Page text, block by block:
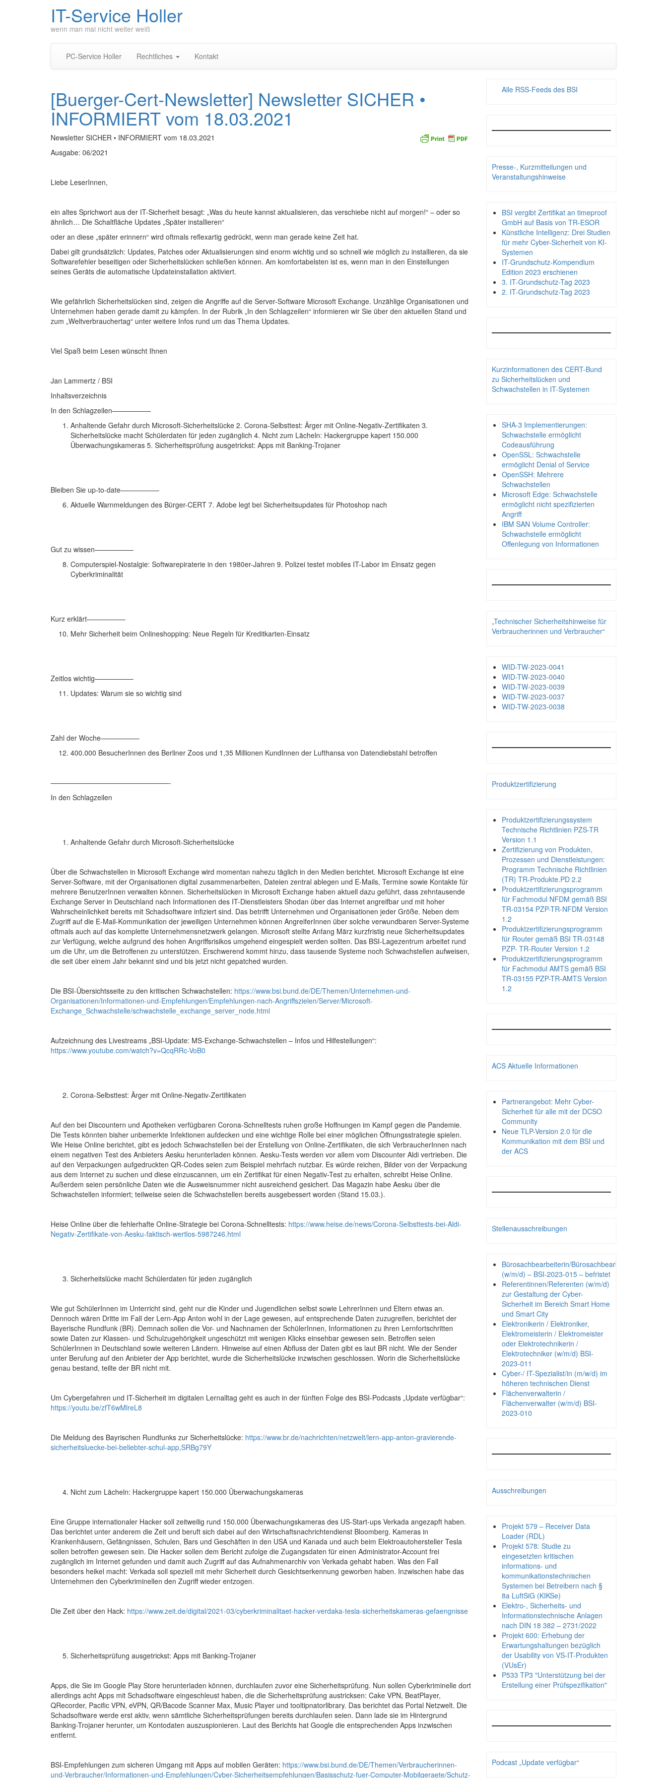
IT-Service Holler
wenn man mal nicht weiter weiß
PC-Service Holler Rechtliches Kontakt
[Buerger-Cert-Newsletter] Newsletter SICHER •
INFORMIERT vom 18.03.2021
Newsletter SICHER • INFORMIERT vom 18.03.2021
Ausgabe: 06/2021
Liebe LeserInnen,
ein altes Sprichwort aus der IT-Sicherheit besagt: „Was du heute kannst aktualisieren, das verschiebe nicht auf morgen!“ – oder so
ähnlich… Die Schaltfläche Updates „Später installieren“
oder an diese „später erinnern“ wird oftmals reflexartig gedrückt, wenn man gerade keine Zeit hat.
Dabei gilt grundsätzlich: Updates, Patches oder Aktualisierungen sind enorm wichtig und so schnell wie möglich zu installieren, da sie
Softwarefehler beseitigen oder Sicherheitslücken schließen können. Am komfortabelsten ist es, wenn man in den Einstellungen
seines Geräts die automatische Updateinstallation aktiviert.
Wie gefährlich Sicherheitslücken sind, zeigen die Angriffe auf die Server-Software Microsoft Exchange. Unzählige Organisationen und
Unternehmen haben gerade damit zu kämpfen. In der Rubrik „In den Schlagzeilen“ informieren wir Sie über den aktuellen Stand und
zum „Weltverbrauchertag“ unter weitere Infos rund um das Thema Updates.
Viel Spaß beim Lesen wünscht Ihnen
Jan Lammertz / BSI
Inhaltsverzeichnis
In den Schlagzeilen—————–
Anhaltende Gefahr durch Microsoft-Sicherheitslücke 2. Corona-Selbsttest: Ärger mit Online-Negativ-Zertifikaten 3.
Sicherheitslücke macht Schülerdaten für jeden zugänglich 4. Nicht zum Lächeln: Hackergruppe kapert 150.000
Überwachungskameras 5. Sicherheitsprüfung ausgetrickst: Apps mit Banking-Trojaner
Bleiben Sie up-to-date—————–
Aktuelle Warnmeldungen des Bürger-CERT 7. Adobe legt bei Sicherheitsupdates für Photoshop nach
Gut zu wissen—————–
Computerspiel-Nostalgie: Softwarepiraterie in den 1980er-Jahren 9. Polizei testet mobiles IT-Labor im Einsatz gegen
Cyberkriminalität
Kurz erklärt—————–
Mehr Sicherheit beim Onlineshopping: Neue Regeln für Kreditkarten-Einsatz
Zeitlos wichtig—————–
Updates: Warum sie so wichtig sind
Zahl der Woche—————–
400.000 BesucherInnen des Berliner Zoos und 1,35 Millionen KundInnen der Lufthansa von Datendiebstahl betroffen
—————————————————-
In den Schlagzeilen
Anhaltende Gefahr durch Microsoft-Sicherheitslücke
Über die Schwachstellen in Microsoft Exchange wird momentan nahezu täglich in den Medien berichtet. Microsoft Exchange ist eine
Server-Software, mit der Organisationen digital zusammenarbeiten, Dateien zentral ablegen und E-Mails, Termine sowie Kontakte für
mehrere BenutzerInnen verwalten können. Sicherheitslücken in Microsoft Exchange haben aktuell dazu geführt, dass zehntausende
Exchange Server in Deutschland nach Informationen des IT-Dienstleisters Shodan über das Internet angreifbar und mit hoher
Wahrscheinlichkeit bereits mit Schadsoftware infiziert sind. Das betrifft Unternehmen und Organisationen jeder Größe. Neben dem
Zugriff auf die E-Mail-Kommunikation der jeweiligen Unternehmen können AngreiferInnen über solche verwundbaren Server-Systeme
oftmals auch auf das komplette Unternehmensnetzwerk gelangen. Microsoft stellte Anfang März kurzfristig neue Sicherheitsupdates
zur Verfügung, welche aufgrund des hohen Angriffsrisikos umgehend eingespielt werden sollten. Das BSI-Lagezentrum arbeitet rund
um die Uhr, um die Betroffenen zu unterstützen. Erschwerend kommt hinzu, dass tausende Systeme noch Schwachstellen aufweisen,
die seit über einem Jahr bekannt sind und bis jetzt nicht gepatched wurden.
Die BSI-Übersichtsseite zu den kritischen Schwachstellen: https://www.bsi.bund.de/DE/Themen/Unternehmen-und-
Organisationen/Informationen-und-Empfehlungen/Empfehlungen-nach-Angriffszielen/Server/Microsoft-
Exchange_Schwachstelle/schwachstelle_exchange_server_node.html
Aufzeichnung des Livestreams „BSI-Update: MS-Exchange-Schwachstellen – Infos und Hilfestellungen“:
https://www.youtube.com/watch?v=QcqRRc-VoB0
Corona-Selbsttest: Ärger mit Online-Negativ-Zertifikaten
Auf den bei Discountern und Apotheken verfügbaren Corona-Schnelltests ruhen große Hoffnungen im Kampf gegen die Pandemie.
Die Tests könnten bisher unbemerkte Infektionen aufdecken und eine wichtige Rolle bei einer möglichen Öffnungsstrategie spielen.
Wie Heise Online berichtet, gibt es jedoch Schwachstellen bei der Erstellung von Online-Zertifikaten, die sich VerbraucherInnen nach
einem negativen Test des Anbieters Aesku herunterladen können. Aesku-Tests werden vor allem vom Discounter Aldi vertrieben. Die
auf den Verpackungen aufgedruckten QR-Codes seien zum Beispiel mehrfach nutzbar. Es würde reichen, Bilder von der Verpackung
aus dem Internet zu suchen und diese einzuscannen, um ein Zertifikat für einen Negativ-Test zu erhalten, schreibt Heise Online.
Außerdem seien persönliche Daten wie die Ausweisnummer nicht ausreichend gesichert. Das Magazin habe Aesku über die
Schwachstellen informiert; teilweise seien die Schwachstellen bereits ausgebessert worden (Stand 15.03.).
Heise Online über die fehlerhafte Online-Strategie bei Corona-Schnelltests: https://www.heise.de/news/Corona-Selbsttests-bei-Aldi-
Negativ-Zertifikate-von-Aesku-faktisch-wertlos-5987246.html
Sicherheitslücke macht Schülerdaten für jeden zugänglich
Wie gut SchülerInnen im Unterricht sind, geht nur die Kinder und Jugendlichen selbst sowie LehrerInnen und Eltern etwas an.
Dennoch wären Dritte im Fall der Lern-App Anton wohl in der Lage gewesen, auf entsprechende Daten zuzugreifen, berichtet der
Bayerische Rundfunk (BR). Demnach sollen die Vor- und Nachnamen der SchülerInnen, Informationen zu ihren Lernfortschritten
sowie Daten zur Klassen- und Schulzugehörigkeit ungeschützt mit wenigen Klicks einsehbar gewesen sein. Betroffen seien
SchülerInnen in Deutschland sowie weiteren Ländern. Hinweise auf einen Abfluss der Daten gibt es laut BR nicht. Wie der Sender
unter Berufung auf den Anbieter der App berichtet, wurde die Sicherheitslücke inzwischen geschlossen. Worin die Sicherheitslücke
genau bestand, teilte der BR nicht mit.
Um Cybergefahren und IT-Sicherheit im digitalen Lernalltag geht es auch in der fünften Folge des BSI-Podcasts „Update verfügbar“:
https://youtu.be/zfT6wMlreL8
Die Meldung des Bayrischen Rundfunks zur Sicherheitslücke: https://www.br.de/nachrichten/netzwelt/lern-app-anton-gravierende-
sicherheitsluecke-bei-beliebter-schul-app,SRBg79Y
Nicht zum Lächeln: Hackergruppe kapert 150.000 Überwachungskameras
Eine Gruppe internationaler Hacker soll zeitweilig rund 150.000 Überwachungskameras des US-Start-ups Verkada angezapft haben.
Das berichtet unter anderem die Zeit und beruft sich dabei auf den Wirtschaftsnachrichtendienst Bloomberg. Kameras in
Krankenhäusern, Gefängnissen, Schulen, Bars und Geschäften in den USA und Kanada und auch beim Elektroautohersteller Tesla
sollen betroffen gewesen sein. Die Hacker sollen dem Bericht zufolge die Zugangsdaten für einen Administrator-Account frei
zugänglich im Internet gefunden und damit auch Zugriff auf das Aufnahmenarchiv von Verkada gehabt haben. Was den Fall
besonders heikel macht: Verkada soll speziell mit mehr Sicherheit durch Gesichtserkennung geworben haben. Inzwischen habe das
Unternehmen den Cyberkriminellen den Zugriff wieder entzogen.
Die Zeit über den Hack: https://www.zeit.de/digital/2021-03/cyberkriminalitaet-hacker-verdaka-tesla-sicherheitskameras-gefaengnisse
Sicherheitsprüfung ausgetrickst: Apps mit Banking-Trojaner
Apps, die Sie im Google Play Store herunterladen können, durchlaufen zuvor eine Sicherheitsprüfung. Nun sollen Cyberkriminelle dort
allerdings acht Apps mit Schadsoftware eingeschleust haben, die die Sicherheitsprüfung austricksen: Cake VPN, BeatPlayer,
QRecorder, Pacific VPN, eVPN, QR/Bacode Scanner Max, Music Player und tooltipnatorlibrary. Das berichtet das Portal Netzwelt. Die
Schadsoftware werde erst aktiv, wenn sämtliche Sicherheitsprüfungen bereits durchlaufen seien. Dann lade sie im Hintergrund
Banking-Trojaner herunter, um Kontodaten auszuspionieren. Laut des Berichts hat Google die entsprechenden Apps inzwischen
entfernt.
BSI-Empfehlungen zum sicheren Umgang mit Apps auf mobilen Geräten: https://www.bsi.bund.de/DE/Themen/Verbraucherinnen-
und-Verbraucher/Informationen-und-Empfehlungen/Cyber-Sicherheitsempfehlungen/Basisschutz-fuer-Computer-Mobilgeraete/Schutz-
Alle RSS-Feeds des BSI
Presse-, Kurzmitteilungen und
Veranstaltungshinweise
BSI vergibt Zertifikat an timeproof
GmbH auf Basis von TR-ESOR
Künstliche Intelligenz: Drei Studien
für mehr Cyber-Sicherheit von KI-
Systemen
IT-Grundschutz-Kompendium
Edition 2023 erschienen
3. IT-Grundschutz-Tag 2023
2. IT-Grundschutz-Tag 2023
Kurzinformationen des CERT-Bund
zu Sicherheitslücken und
Schwachstellen in IT-Systemen
SHA-3 Implementierungen:
Schwachstelle ermöglicht
Codeausführung
OpenSSL: Schwachstelle
ermöglicht Denial of Service
OpenSSH: Mehrere
Schwachstellen
Microsoft Edge: Schwachstelle
ermöglicht nicht spezifizierten
Angriff
IBM SAN Volume Controller:
Schwachstelle ermöglicht
Offenlegung von Informationen
„Technischer Sicherheitshinweise für
Verbraucherinnen und Verbraucher“
WID-TW-2023-0041
WID-TW-2023-0040
WID-TW-2023-0039
WID-TW-2023-0037
WID-TW-2023-0038
Produktzertifizierung
Produktzertifizierungssystem
Technische Richtlinien PZS-TR
Version 1.1
Zertifizierung von Produkten,
Prozessen und Dienstleistungen:
Programm Technische Richtlinien
(TR) TR-Produkte.PD 2.2
Produktzertifizierungsprogramm
für Fachmodul NFDM gemäß BSI
TR-03154 PZP-TR-NFDM Version
1.2
Produktzertifizierungsprogramm
für Router gemäß BSI TR-03148
PZP- TR-Router Version 1.2
Produktzertifizierungsprogramm
für Fachmodul AMTS gemäß BSI
TR-03155 PZP-TR-AMTS Version
1.2
ACS Aktuelle Informationen
Partnerangebot: Mehr Cyber-
Sicherheit für alle mit der DCSO
Community
Neue TLP-Version 2.0 für die
Kommunikation mit dem BSI und
der ACS
Stellenausschreibungen
Bürosachbearbeiterin/Bürosachbearbeiter
(w/m/d) – BSI-2023-015 – befristet
Referentinnen/Referenten (w/m/d)
zur Gestaltung der Cyber-
Sicherheit im Bereich Smart Home
und Smart City
Elektronikerin / Elektroniker,
Elektromeisterin / Elektromeister
oder Elektrotechnikerin /
Elektrotechniker (w/m/d) BSI-
2023-011
Cyber-/ IT-Spezialist/in (m/w/d) im
höheren technischen Dienst
Flächenverwalterin /
Flächenverwalter (w/m/d) BSI-
2023-010
Ausschreibungen
Projekt 579 – Receiver Data
Loader (RDL)
Projekt 578: Studie zu
eingesetzten kritischen
informations- und
kommunikationstechnischen
Systemen bei Betreibern nach §
8a LuftSiG (KIKSe)
Elektro-, Sicherheits- und
Informationstechnische Anlagen
nach DIN 18 382 – 2731/2022
Projekt 600: Erhebung der
Erwartungshaltungen bezüglich
der Usability von VS-IT-Produkten
(VUsEr)
P533 TP3 "Unterstützung bei der
Erstellung einer Prüfspezifikation"
Podcast „Update verfügbar“